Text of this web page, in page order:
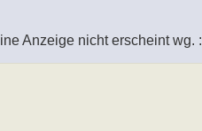
Anzeige nicht erscheint wg. :